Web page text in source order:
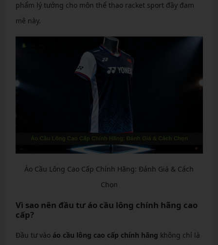
phẩm lý tưởng cho môn thể thao racket sport đầy đam
mê này.
Áo Cầu Lông Cao Cấp Chính Hãng: Đánh Giá & Cách
Chọn
Vì sao nên đầu tư áo cầu lông chính hãng cao
cấp?
Đầu tư vào áo cầu lông cao cấp chính hãng không chỉ là